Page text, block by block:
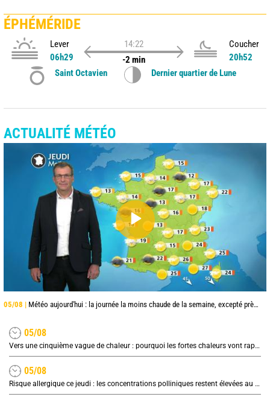
ÉPHÉMÉRIDE
Lever
06h29
14:22
-2 min
Coucher
20h52
Saint Octavien
Dernier quartier de Lune
ACTUALITÉ MÉTÉO
05/08 | Météo aujourd'hui : la journée la moins chaude de la semaine, excepté près de la Méditerranée
05/08
Vers une cinquième vague de chaleur : pourquoi les fortes chaleurs vont rapidement revenir en France
05/08
Risque allergique ce jeudi : les concentrations polliniques restent élevées au nord